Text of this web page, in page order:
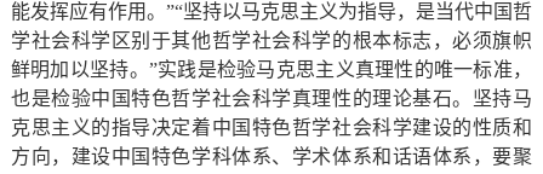
能发挥应有作用。”“坚持以马克思主义为指导，是当代中国哲
学社会科学区别于其他哲学社会科学的根本标志，必须旗帜
鲜明加以坚持。”实践是检验马克思主义真理性的唯一标准，
也是检验中国特色哲学社会科学真理性的理论基石。坚持马
克思主义的指导决定着中国特色哲学社会科学建设的性质和
方向，建设中国特色学科体系、学术体系和话语体系，要聚